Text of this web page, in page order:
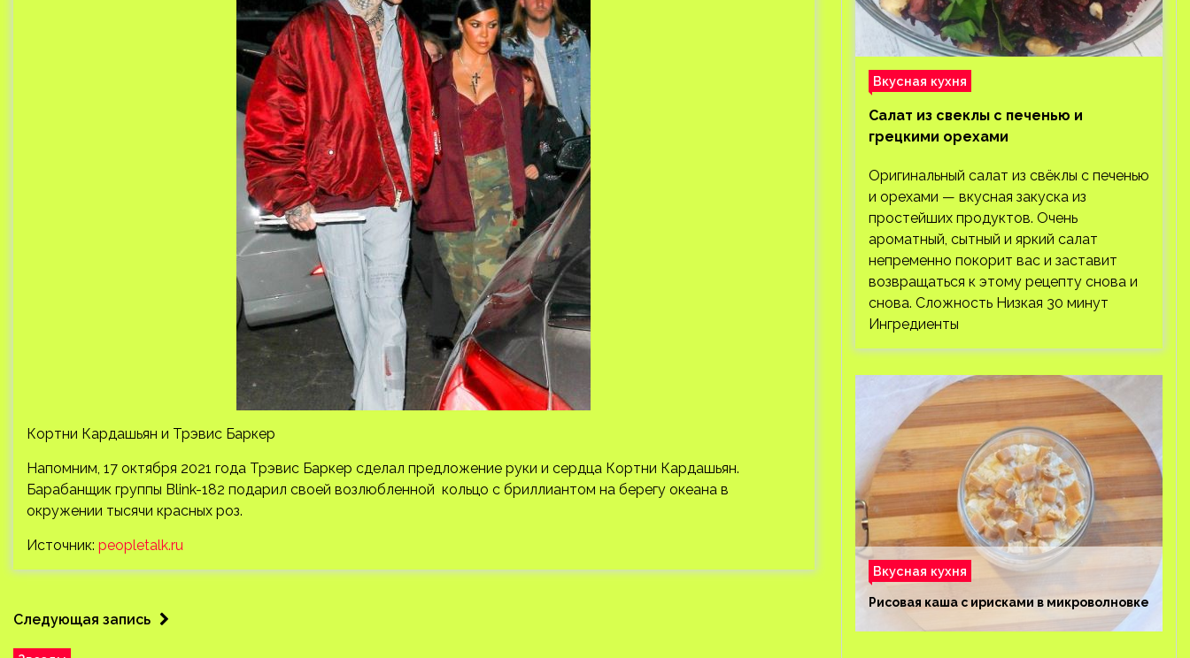
Кортни Кардашьян и Трэвис Баркер
Напомним, 17 октября 2021 года Трэвис Баркер сделал предложение руки и сердца Кортни Кардашьян.
Барабанщик группы Blink-182 подарил своей возлюбленной кольцо с бриллиантом на берегу океана в
окружении тысячи красных роз.
Источник: peopletalk.ru
Следующая запись
Вкусная кухня
Салат из свеклы с печенью и
грецкими орехами
Оригинальный салат из свёклы с печенью
и орехами — вкусная закуска из
простейших продуктов. Очень
ароматный, сытный и яркий салат
непременно покорит вас и заставит
возвращаться к этому рецепту снова и
снова. Сложность Низкая 30 минут
Ингредиенты
Вкусная кухня
Рисовая каша с ирисками в микроволновке